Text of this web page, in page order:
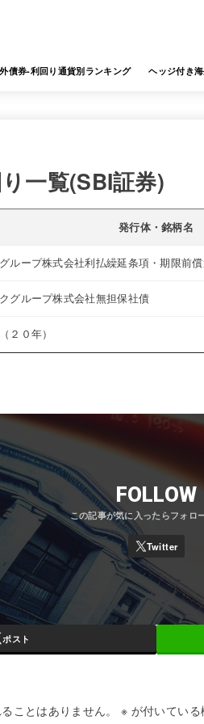
債券-利回り通貨別ランキング ヘッジ付き
一覧(SBI証券)
発行体・銘柄名
ループ株式会社利払繰延条項・期限前
グループ株式会社無担保社債
２０年）
FOLLOW
ポスト
ことはありません。 ※ が付いてい